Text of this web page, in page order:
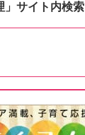
」サイト内検索